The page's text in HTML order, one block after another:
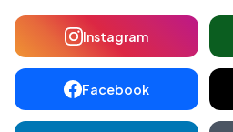
Instagram
Facebook